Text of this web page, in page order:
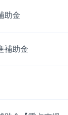
助金
補助金